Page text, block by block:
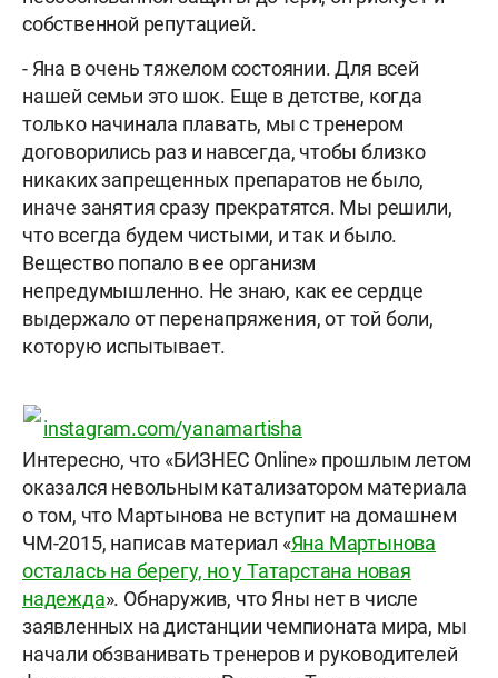
собственной репутацией.
- Яна в очень тяжелом состоянии. Для всей
нашей семьи это шок. Еще в детстве, когда
только начинала плавать, мы с тренером
договорились раз и навсегда, чтобы близко
никаких запрещенных препаратов не было,
иначе занятия сразу прекратятся. Мы решили,
что всегда будем чистыми, и так и было.
Вещество попало в ее организм
непредумышленно. Не знаю, как ее сердце
выдержало от перенапряжения, от той боли,
которую испытывает.
instagram.com/yanamartisha
Интересно, что «БИЗНЕС Online» прошлым летом
оказался невольным катализатором материала
о том, что Мартынова не вступит на домашнем
ЧМ-2015, написав материал «Яна Мартынова
осталась на берегу, но у Татарстана новая
надежда». Обнаружив, что Яны нет в числе
заявленных на дистанции чемпионата мира, мы
начали обзванивать тренеров и руководителей